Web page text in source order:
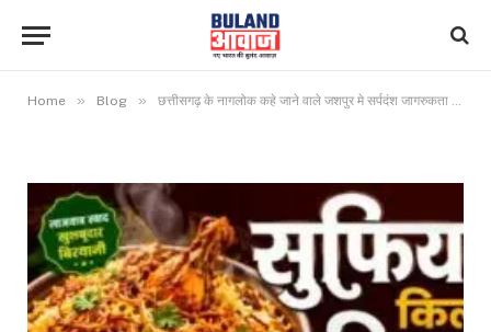
Home » Blog » छत्तीसगढ़ के नागलोक कहे जाने वाले जशपुर मे सर्पदंश जागरुकता अभियान चलाया गया